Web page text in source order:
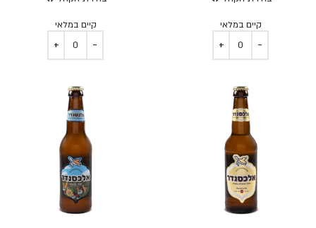
קיים במלאי קיים במלאי